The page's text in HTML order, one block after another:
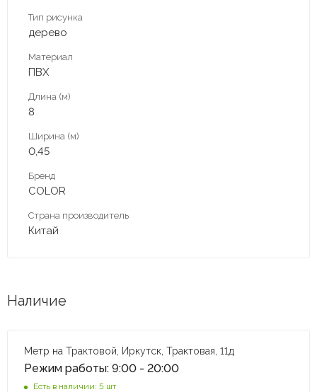
Тип рисунка
дерево
Материал
ПВХ
Длина (м)
8
Ширина (м)
0,45
Бренд
COLOR
Страна производитель
Китай
Наличие
Метр на Трактовой, Иркутск, Трактовая, 11д
Режим работы: 9:00 - 20:00
Есть в наличии: 5 шт